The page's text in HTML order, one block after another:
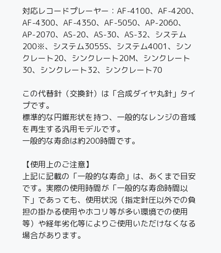
対応レコードプレーヤー：AF-4100、AF-4200、
AF-4300、AF-4350、AF-5050、AP-2060、
AP-2070、AS-20、AS-30、AS-32、システム
200※、システム3055S、システム4001、シン
クレート20、シンクレート20M、シンクレート
30、シンクレート32、シンクレート70
この代替針（交換針）は「合成ダイヤ丸針」タイ
プです。
標準的な円錐形状を持つ、一般的なレンジの音域
を再生する汎用モデルです。
一般的な寿命は約200時間です。
【使用上のご注意】
上記に記載の「一般的な寿命」は、あくまで目安
です。実際の使用時間が「一般的な寿命時間以
下」であっても、使用状況（指定針圧以外での負
担の掛かる使用やホコリ等が多い環境での使用
等）や経年劣化等によりご使用いただけなくなる
場合があります。